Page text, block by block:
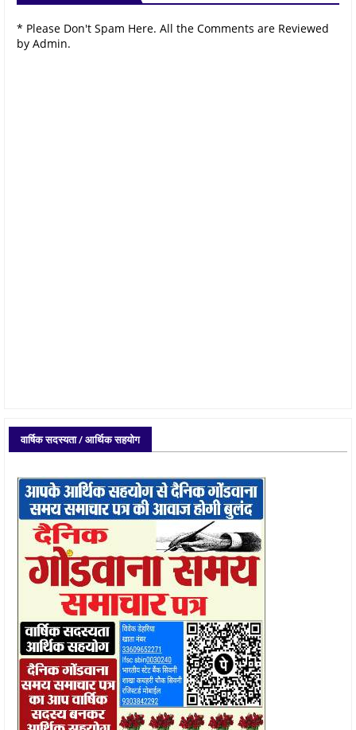
* Please Don't Spam Here. All the Comments are Reviewed
by Admin.
वार्षिक सदस्यता / आर्थिक सहयोग